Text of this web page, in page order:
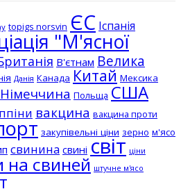
topigs norsvin ЄС Іспанія
"М'ясної
В'єтнам Велика
Данія Канада Китай Мексика
Німеччина Польща США
вакцина вакцина проти
закупівельні ціни зерно м'ясо
свинина свині світ ціни
на свиней штучне м'ясо